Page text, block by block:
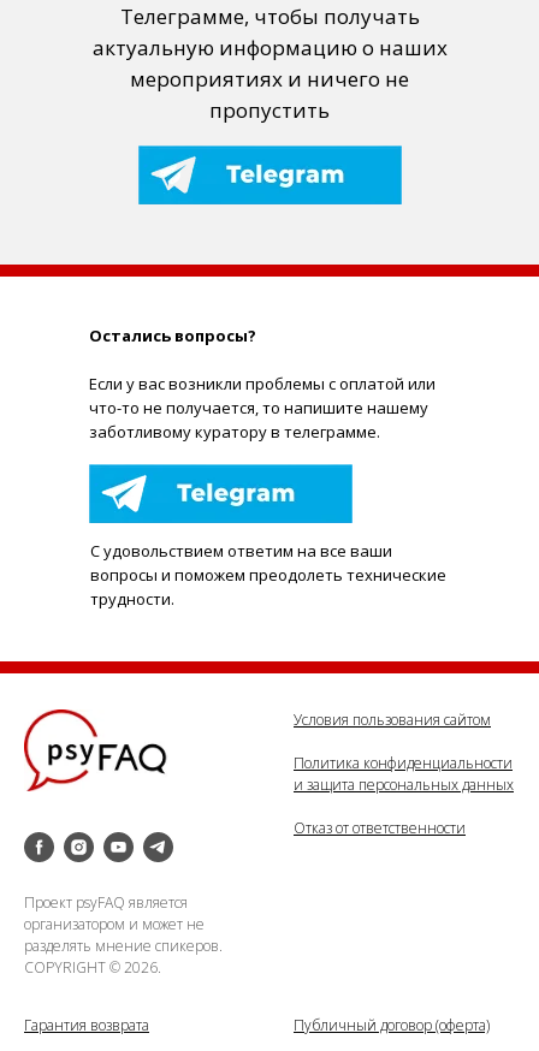
Телеграмме, чтобы получать
актуальную информацию о наших
мероприятиях и ничего не
пропустить
Остались вопросы?
Если у вас возникли проблемы с оплатой или
что-то не получается, то напишите нашему
заботливому куратору в телеграмме.
С удовольствием ответим на все ваши
вопросы и поможем преодолеть технические
трудности.
Проект psyFAQ является
организатором и может не
разделять мнение спикеров.
COPYRIGHT © 2026.
Условия пользования сайтом
Политика конфиденциальности
и защита персональных данных
Отказ от ответственности
Гарантия возврата Публичный договор (оферта)